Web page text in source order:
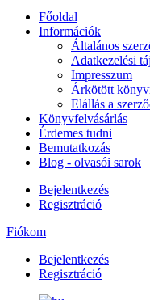
Főoldal
Információk
Általános
Adatkezelési
Impresszum
Árkötött
Elállás a
Könyvfelvásárlás
Érdemes tudni
Bemutatkozás
Blog - olvasói sarok
Bejelentkezés
Regisztráció
Fiókom
Bejelentkezés
Regisztráció